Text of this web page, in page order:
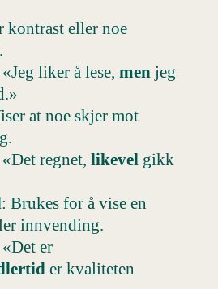
kontrast eller noe
liker å lese, men jeg
at noe skjer mot
regnet, likevel gikk
: Brukes for å vise en
innvending.
er
er kvaliteten